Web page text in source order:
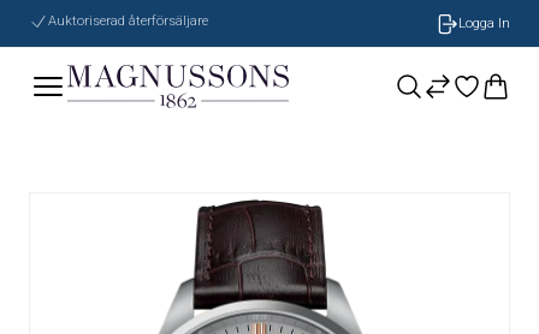
Auktoriserad återförsäljare Logga In